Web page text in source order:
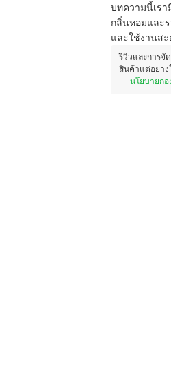
บทความนี้เรา
กลิ่นหอมและ
และใช้งานส
รีวิวและการจั
สินค้าแต่อย่าง
นโยบายก